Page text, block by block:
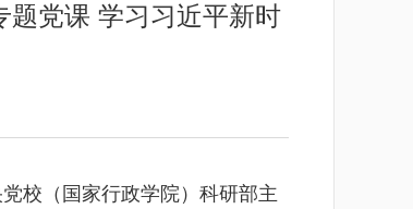
党课 学习习近平新时
校（国家行政学院）科研部主